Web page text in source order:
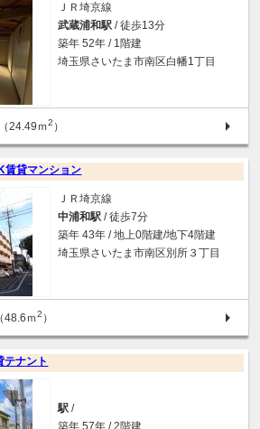
ＪＲ埼京線
武蔵浦和駅 / 徒歩13分
築年 52年 / 1階建
埼玉県さいたま市南区白幡1丁目
24.49ｍ2 ）
賃貸マンション
ＪＲ埼京線
中浦和駅 / 徒歩7分
築年 43年 / 地上0階建/地下4階建
埼玉県さいたま市南区別所３丁目
48.6ｍ2 ）
テナント
駅 /
築年 57年 / 2階建